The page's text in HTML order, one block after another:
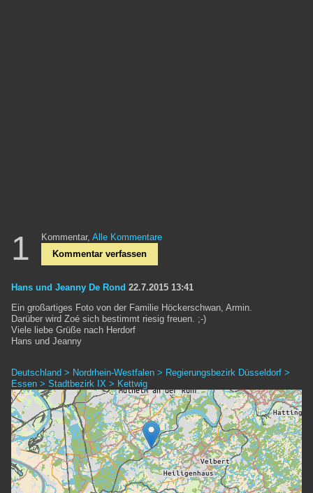
1 Kommentar, Alle Kommentare
Kommentar verfassen
Hans und Jeanny De Rond 22.7.2015 13:41
Ein großartiges Foto von der Familie Höckerschwan, Armin.
Darüber wird Zoé sich bestimmt riesig freuen. ;-)
Viele liebe Grüße nach Herdorf
Hans und Jeanny
Deutschland > Nordrhein-Westfalen > Regierungsbezirk Düsseldorf >
Essen > Stadtbezirk IX > Kettwig